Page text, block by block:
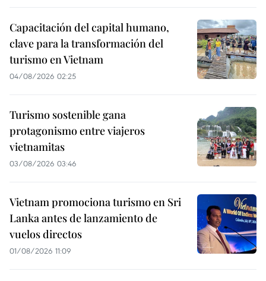
Capacitación del capital humano,
clave para la transformación del
turismo en Vietnam
04/08/2026 02:25
Turismo sostenible gana
protagonismo entre viajeros
vietnamitas
03/08/2026 03:46
Vietnam promociona turismo en Sri
Lanka antes de lanzamiento de
vuelos directos
01/08/2026 11:09